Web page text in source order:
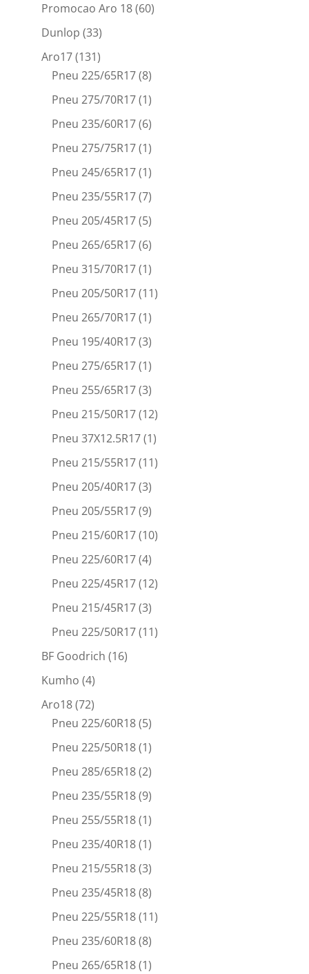
Promocao Aro 18(60)
Dunlop (33)
Aro17(131)
Pneu 225/65R17(8)
Pneu 275/70R17(1)
Pneu 235/60R17(6)
Pneu 275/75R17(1)
Pneu 245/65R17(1)
Pneu 235/55R17(7)
Pneu 205/45R17(5)
Pneu 265/65R17(6)
Pneu 315/70R17(1)
Pneu 205/50R17(11)
Pneu 265/70R17(1)
Pneu 195/40R17(3)
Pneu 275/65R17(1)
Pneu 255/65R17(3)
Pneu 215/50R17(12)
Pneu 37X12.5R17(1)
Pneu 215/55R17(11)
Pneu 205/40R17(3)
Pneu 205/55R17(9)
Pneu 215/60R17(10)
Pneu 225/60R17(4)
Pneu 225/45R17(12)
Pneu 215/45R17(3)
Pneu 225/50R17(11)
BF Goodrich (16)
Kumho (4)
Aro18(72)
Pneu 225/60R18(5)
Pneu 225/50R18(1)
Pneu 285/65R18(2)
Pneu 235/55R18(9)
Pneu 255/55R18(1)
Pneu 235/40R18(1)
Pneu 215/55R18(3)
Pneu 235/45R18(8)
Pneu 225/55R18(11)
Pneu 235/60R18(8)
Pneu 265/65R18(1)